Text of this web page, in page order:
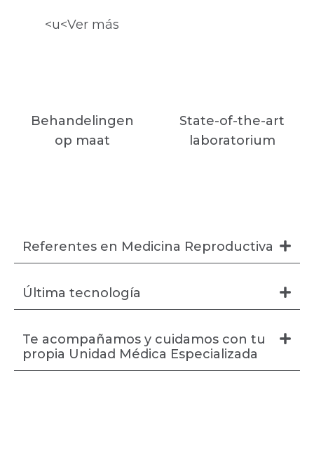
<u<Ver más
Behandelingen
op maat
State-of-the-art
laboratorium
Referentes en Medicina Reproductiva
Última tecnología
Te acompañamos y cuidamos con tu
propia Unidad Médica Especializada